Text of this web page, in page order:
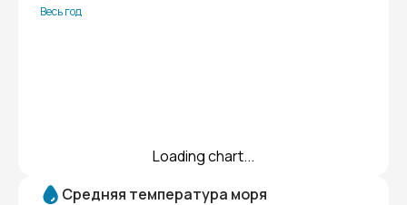
Весь год
Loading chart...
Средняя температура моря